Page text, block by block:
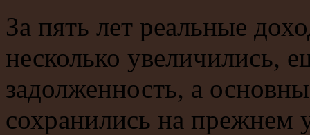
За пять лет реальные
несколько увеличились,
задолженность, а
сохранились на прежнем